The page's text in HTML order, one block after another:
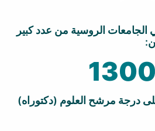
الجامعات الروسية من عدد كبير